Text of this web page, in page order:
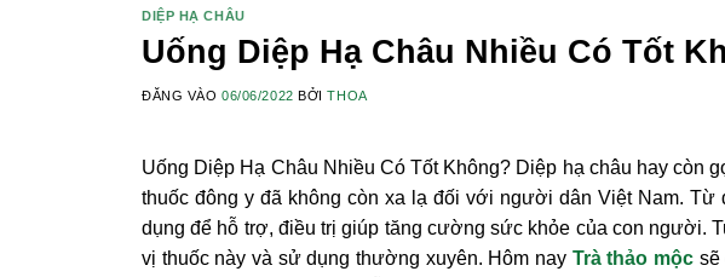
DIỆP HẠ CHÂU
Uống Diệp Hạ Châu Nhiều Có Tốt
ĐĂNG VÀO06/06/2022 BỞITHOA
Uống Diệp Hạ Châu Nhiều Có Tốt Không? Diệp hạ châu hay còn
thuốc đông y đã không còn xa lạ đối với người dân Việt Nam.
dụng để hỗ trợ, điều trị giúp tăng cường sức khỏe của con người.
vị thuốc này và sử dụng thường xuyên. Hôm nay Trà thảo mộc sẽ